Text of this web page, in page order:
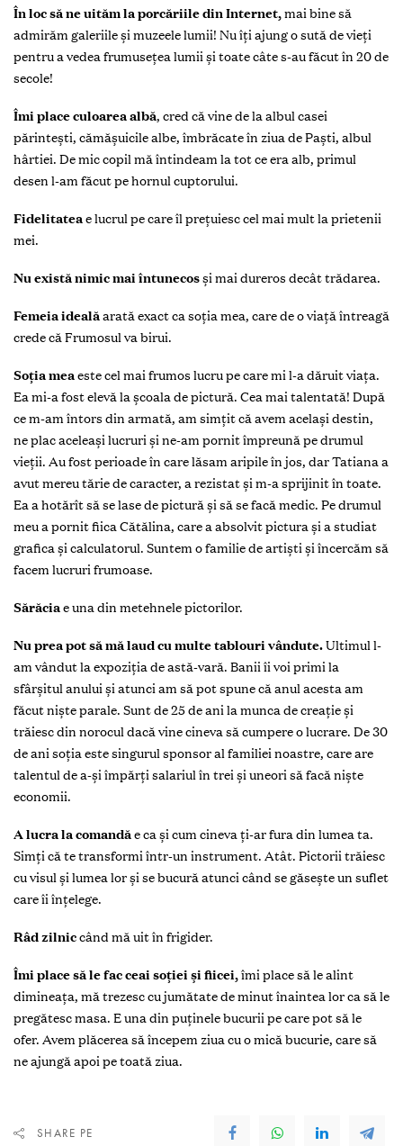
În loc să ne uităm la porcăriile din Internet,mai bine să
admirăm galeriile şi muzeele lumii! Nu îţi ajung o sută de vieţi
pentru a vedea frumuseţea lumii şi toate câte s-au făcut în 20 de
secole!
Îmi place culoarea albă, cred că vine de la albul casei
părinteşti, cămăşuicile albe, îmbrăcate în ziua de Paşti, albul
hârtiei. De mic copil mă întindeam la tot ce era alb, primul
desen l-am făcut pe hornul cuptorului.
Fidelitateae lucrul pe care îl preţuiesc cel mai mult la prietenii
mei.
Nu există nimic mai întunecosşi mai dureros decât trădarea.
Femeia idealăarată exact ca soţia mea, care de o viaţă întreagă
crede că Frumosul va birui.
Soţia meaeste cel mai frumos lucru pe care mi l-a dăruit viaţa.
Ea mi-a fost elevă la şcoala de pictură. Cea mai talentată! După
ce m-am întors din armată, am simţit că avem acelaşi destin,
ne plac aceleaşi lucruri şi ne-am pornit împreună pe drumul
vieţii. Au fost perioade în care lăsam aripile în jos, dar Tatiana a
avut mereu tărie de caracter, a rezistat şi m-a sprijinit în toate.
Ea a hotărît să se lase de pictură şi să se facă medic. Pe drumul
meu a pornit fiica Cătălina, care a absolvit pictura şi a studiat
grafica şi calculatorul. Suntem o familie de artişti şi încercăm să
facem lucruri frumoase.
Sărăciae una din metehnele pictorilor.
Nu prea pot să mă laud cu multe tablouri vândute.Ultimul l-
am vândut la expoziţia de astă-vară. Banii îi voi primi la
sfârşitul anului şi atunci am să pot spune că anul acesta am
făcut nişte parale. Sunt de 25 de ani la munca de creaţie şi
trăiesc din norocul dacă vine cineva să cumpere o lucrare. De 30
de ani soţia este singurul sponsor al familiei noastre, care are
talentul de a-şi împărţi salariul în trei şi uneori să facă nişte
economii.
A lucra la comandăe ca şi cum cineva ţi-ar fura din lumea ta.
Simţi că te transformi într-un instrument. Atât. Pictorii trăiesc
cu visul şi lumea lor şi se bucură atunci când se găseşte un suflet
care îi înţelege.
Râd zilniccând mă uit în frigider.
Îmi place să le fac ceai soţiei şi fiicei,îmi place să le alint
dimineaţa, mă trezesc cu jumătate de minut înaintea lor ca să le
pregătesc masa. E una din puţinele bucurii pe care pot să le
ofer. Avem plăcerea să începem ziua cu o mică bucurie, care să
ne ajungă apoi pe toată ziua.
SHARE PE